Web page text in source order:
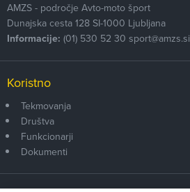
AMZS - področje Avto-moto šport
Dunajska cesta 128 SI-1000 Ljubljana
Informacije: (01) 530 52 30 sport@amzs.si
Koristno
Tekmovanja
Društva
Funkcionarji
Dokumenti